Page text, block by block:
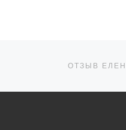
ОБРАТНО К СПИСКУ